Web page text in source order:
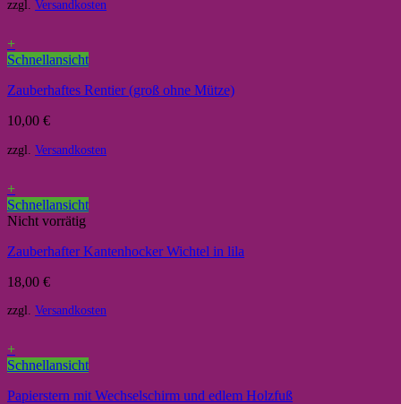
zzgl. Versandkosten
+
Schnellansicht
Zauberhaftes Rentier (groß ohne Mütze)
10,00 €
zzgl. Versandkosten
+
Schnellansicht
Nicht vorrätig
Zauberhafter Kantenhocker Wichtel in lila
18,00 €
zzgl. Versandkosten
+
Schnellansicht
Papierstern mit Wechselschirm und edlem Holzfuß